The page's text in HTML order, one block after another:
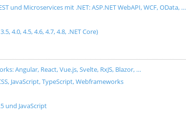
und Microservices mit .NET: ASP.NET WebAPI, WCF, OData, …
4.0, 4.5, 4.6, 4.7, 4.8, .NET Core)
Angular, React, Vue.js, Svelte, RxJS, Blazor, …
JavaScript, TypeScript, Webframeworks
und JavaScript